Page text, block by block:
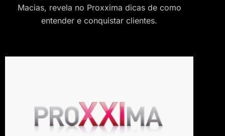
Macias, revela no Proxxima dicas de como
entender e conquistar clientes.